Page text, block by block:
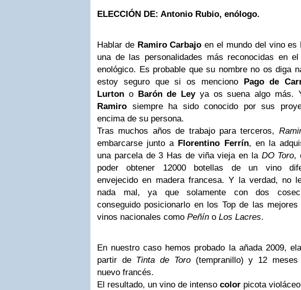
ELECCIÓN DE: Antonio Rubio, enólogo.
Hablar de Ramiro Carbajo en el mundo del vino es
una de las personalidades más reconocidas en el
enológico. Es probable que su nombre no os diga
estoy seguro que si os menciono Pago de
Lurton o Barón de Leyya os suena algo más.
Ramiro siempre ha sido conocido por sus
encima de su persona.
Tras muchos años de trabajo para terceros,
embarcarse junto a Florentino Ferrín, en la
una parcela de 3 Has de viña vieja en la DO Toro,
poder obtener 12000 botellas de un vino
envejecido en madera francesa. Y la verdad, no
nada mal, ya que solamente con dos
conseguido posicionarlo en los Top de las
vinos nacionales como Peñín o Los Lacres.
En nuestro caso hemos probado la añada 2009,
partir de Tinta de Toro(tempranillo) y 12 meses
nuevo francés.
El resultado, un vino de intenso color picota